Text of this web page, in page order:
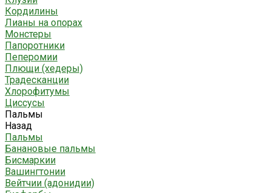
Кордилины
Лианы на опорах
Монстеры
Папоротники
Пеперомии
Плющи (хедеры)
Традесканции
Хлорофитумы
Циссусы
Пальмы
Назад
Пальмы
Банановые пальмы
Бисмаркии
Вашингтонии
Вейтчии (адонидии)